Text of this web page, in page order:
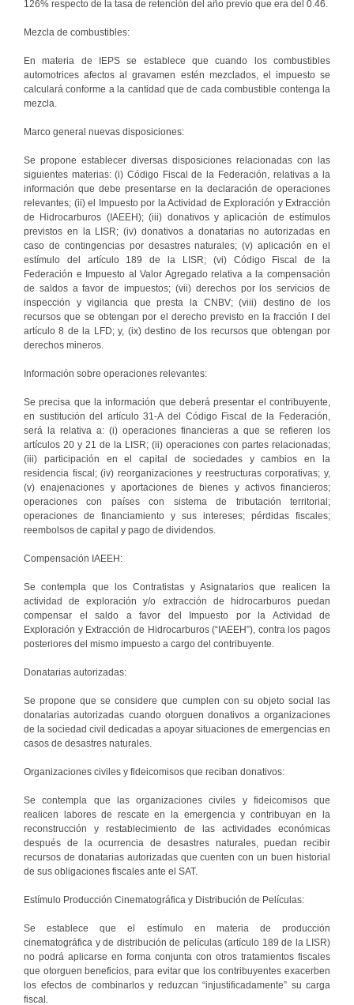
126% respecto de la tasa de retención del año previo que era del 0.46.
Mezcla de combustibles:
En materia de IEPS se establece que cuando los combustibles
automotrices afectos al gravamen estén mezclados, el impuesto se
calculará conforme a la cantidad que de cada combustible contenga la
mezcla.
Marco general nuevas disposiciones:
Se propone establecer diversas disposiciones relacionadas con las
siguientes materias: (i) Código Fiscal de la Federación, relativas a la
información que debe presentarse en la declaración de operaciones
relevantes; (ii) el Impuesto por la Actividad de Exploración y Extracción
de Hidrocarburos (IAEEH); (iii) donativos y aplicación de estímulos
previstos en la LISR; (iv) donativos a donatarias no autorizadas en
caso de contingencias por desastres naturales; (v) aplicación en el
estímulo del artículo 189 de la LISR; (vi) Código Fiscal de la
Federación e Impuesto al Valor Agregado relativa a la compensación
de saldos a favor de impuestos; (vii) derechos por los servicios de
inspección y vigilancia que presta la CNBV; (viii) destino de los
recursos que se obtengan por el derecho previsto en la fracción I del
artículo 8 de la LFD; y, (ix) destino de los recursos que obtengan por
derechos mineros.
Información sobre operaciones relevantes:
Se precisa que la información que deberá presentar el contribuyente,
en sustitución del artículo 31-A del Código Fiscal de la Federación,
será la relativa a: (i) operaciones financieras a que se refieren los
artículos 20 y 21 de la LISR; (ii) operaciones con partes relacionadas;
(iii) participación en el capital de sociedades y cambios en la
residencia fiscal; (iv) reorganizaciones y reestructuras corporativas; y,
(v) enajenaciones y aportaciones de bienes y activos financieros;
operaciones con países con sistema de tributación territorial;
operaciones de financiamiento y sus intereses; pérdidas fiscales;
reembolsos de capital y pago de dividendos.
Compensación IAEEH:
Se contempla que los Contratistas y Asignatarios que realicen la
actividad de exploración y/o extracción de hidrocarburos puedan
compensar el saldo a favor del Impuesto por la Actividad de
Exploración y Extracción de Hidrocarburos (“IAEEH”), contra los pagos
posteriores del mismo impuesto a cargo del contribuyente.
Donatarias autorizadas:
Se propone que se considere que cumplen con su objeto social las
donatarias autorizadas cuando otorguen donativos a organizaciones
de la sociedad civil dedicadas a apoyar situaciones de emergencias en
casos de desastres naturales.
Organizaciones civiles y fideicomisos que reciban donativos:
Se contempla que las organizaciones civiles y fideicomisos que
realicen labores de rescate en la emergencia y contribuyan en la
reconstrucción y restablecimiento de las actividades económicas
después de la ocurrencia de desastres naturales, puedan recibir
recursos de donatarias autorizadas que cuenten con un buen historial
de sus obligaciones fiscales ante el SAT.
Estímulo Producción Cinematográfica y Distribución de Películas:
Se establece que el estímulo en materia de producción
cinematográfica y de distribución de películas (artículo 189 de la LISR)
no podrá aplicarse en forma conjunta con otros tratamientos fiscales
que otorguen beneficios, para evitar que los contribuyentes exacerben
los efectos de combinarlos y reduzcan “injustificadamente” su carga
fiscal.